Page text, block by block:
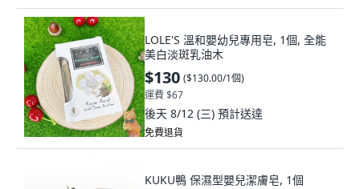
LOLE'S 溫和嬰幼兒專用皂, 1個, 全能
美白淡斑乳油木
$130 ($130.00/1個)
運費 $67
後天 8/12 (三) 預計送達
免費退貨
KUKU鴨 保濕型嬰兒潔膚皂, 1個